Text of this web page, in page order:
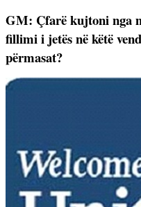
GM: Çfarë kujtoni nga
fillimi i jetës në këtë
përmasat?